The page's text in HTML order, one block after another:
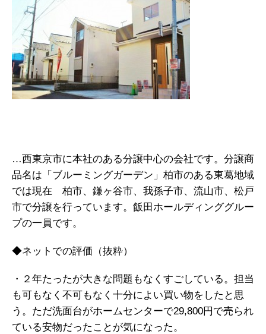
…西東京市に本社のある分譲中心の会社です。分譲商
品名は「ブルーミングガーデン」柏市のある東葛地域
では現在 柏市、鎌ヶ谷市、我孫子市、流山市、松戸
市で分譲を行っています。飯田ホールディンググルー
プの一員です。
◆ネットでの評価（抜粋）
・２年たったが大きな問題もなくすごしている。担当
も可もなく不可もなく十分によい買い物をしたと思
う。ただ洗面台がホームセンターで29,800円で売られ
ている安物だったことが気になった。